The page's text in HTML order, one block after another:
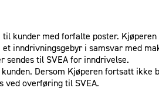
til kunder med forfalte poster.
inndrivningsgebyr i samsvar med
sendes til SVEA for inndrivelse.
Dersom Kjøperen fortsatt ikke
ved overføring til SVEA.